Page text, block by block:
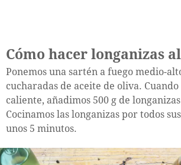
Cómo hacer longanizas
Ponemos una sartén a fuego medio-
cucharadas de aceite de oliva.
caliente, añadimos 500 g de
Cocinamos las longanizas por todos
unos 5 minutos.